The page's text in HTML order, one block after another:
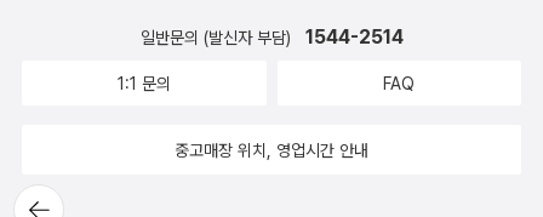
뒤로가
일반문의 (발신자 부담) 1544-2514
1:1 문의 FAQ
중고매장 위치, 영업시간 안내